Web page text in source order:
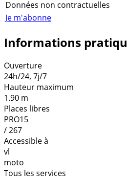
Je m'abonne
Données non contractuelles
Informations
Ouverture
24h/24, 7j/7
Hauteur maximum
1.90 m
Places libres
PRO15
/ 267
Accessible à
vl
moto
Tous les services